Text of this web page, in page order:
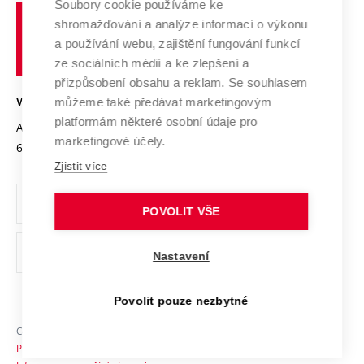
Výzkumné infrastruktury
Transfer znalostí
Open Science
Projekty
Projekty ze strukturálních fondů
Specifický výzkum
Spolupráce se školami
Služby univerzity
Mezinárodní dohody
Univerzitní sítě
Udržitelná univerzita
Podnikavá univerzita / ContriBUTe
Bezpečná univerzita
Vyznamenání
Organizační struktura
Ochrana osobních údajů
odkaz)
Sociální bezpečí
HR Award
učení
technické
VYSOKÉ UČENÍ TECHNICKÉ V BRNĚ
Antonínská 548/1
602 00 Brno
www.vut.cz
vut@vutbr.cz
Copyright © 2026 VUT
Prohlášení o přístupnosti
Soubory cookie používáme ke
shromažďování a analýze informací o výkonu
a používání webu, zajištění fungování funkcí
ze sociálních médií a ke zlepšení a
přizpůsobení obsahu a reklam. Se souhlasem
můžeme také předávat marketingovým
platformám některé osobní údaje pro
marketingové účely.
Zjistit více
POVOLIT VŠE
Nastavení
Povolit pouze nezbytné